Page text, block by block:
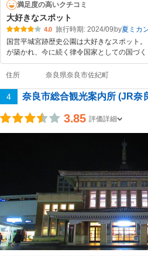
満足度の高いクチコミ
大好きなスポット
4.0 旅行時期: 2024/09 by夏ミカ
国営平城宮跡歴史公園は大好きなスポット
が築かれ、今に続く律令国家としての国づ
住所 奈良県奈良市佐紀町
4 奈良市総合観光案内所 (JR奈
3.85 評価詳細